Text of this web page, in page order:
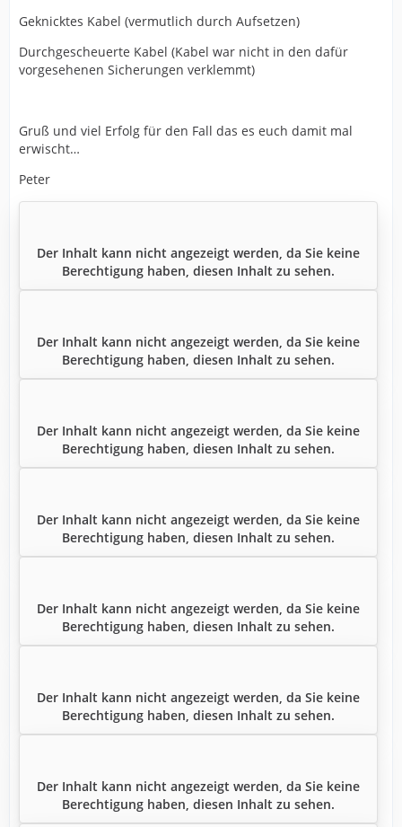
Geknicktes Kabel (vermutlich durch Aufsetzen)
Durchgescheuerte Kabel (Kabel war nicht in den dafür
vorgesehenen Sicherungen verklemmt)
Gruß und viel Erfolg für den Fall das es euch damit mal
erwischt…
Peter
Der Inhalt kann nicht angezeigt werden, da Sie keine
Berechtigung haben, diesen Inhalt zu sehen.
Der Inhalt kann nicht angezeigt werden, da Sie keine
Berechtigung haben, diesen Inhalt zu sehen.
Der Inhalt kann nicht angezeigt werden, da Sie keine
Berechtigung haben, diesen Inhalt zu sehen.
Der Inhalt kann nicht angezeigt werden, da Sie keine
Berechtigung haben, diesen Inhalt zu sehen.
Der Inhalt kann nicht angezeigt werden, da Sie keine
Berechtigung haben, diesen Inhalt zu sehen.
Der Inhalt kann nicht angezeigt werden, da Sie keine
Berechtigung haben, diesen Inhalt zu sehen.
Der Inhalt kann nicht angezeigt werden, da Sie keine
Berechtigung haben, diesen Inhalt zu sehen.